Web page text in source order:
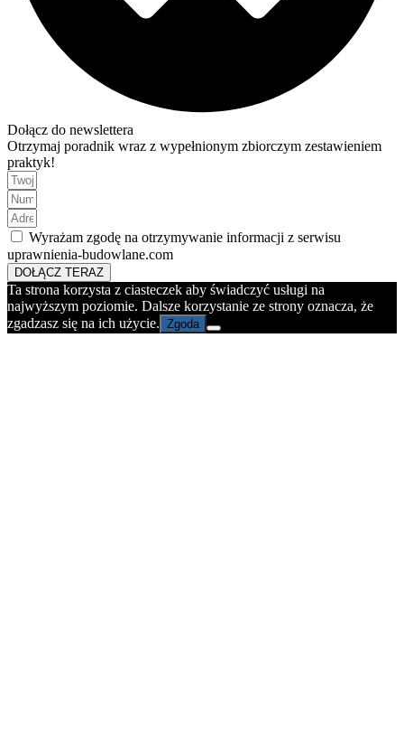
Dołącz do newslettera
Otrzymaj poradnik wraz z wypełnionym zbiorczym zestawieniem
praktyk!
Wyrażam zgodę na otrzymywanie informacji z serwisu
uprawnienia-budowlane.com
DOŁĄCZ TERAZ
Ta strona korzysta z ciasteczek aby świadczyć usługi na
najwyższym poziomie. Dalsze korzystanie ze strony oznacza, że
zgadzasz się na ich użycie. Zgoda